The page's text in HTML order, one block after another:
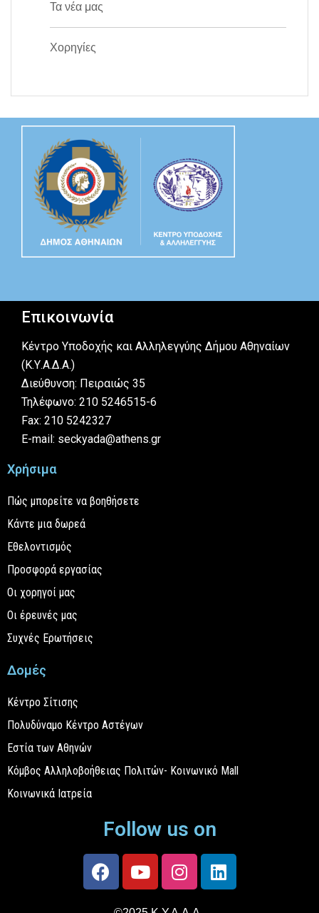
Τα νέα μας
Χορηγίες
Επικοινωνία
Κέντρο Υποδοχής και Αλληλεγγύης Δήμου Αθηναίων
(Κ.Υ.Α.Δ.Α.)
Διεύθυνση: Πειραιώς 35
Τηλέφωνο: 210 5246515-6
Fax: 210 5242327
E-mail: seckyada@athens.gr
Χρήσιμα
Πώς μπορείτε να βοηθήσετε
Κάντε μια δωρεά
Εθελοντισμός
Προσφορά εργασίας
Οι χορηγοί μας
Οι έρευνές μας
Συχνές Ερωτήσεις
Δομές
Κέντρο Σίτισης
Πολυδύναμο Κέντρο Αστέγων
Εστία των Αθηνών
Κόμβος Αλληλοβοήθειας Πολιτών- Κοινωνικό Mall
Κοινωνικά Ιατρεία
Follow us on